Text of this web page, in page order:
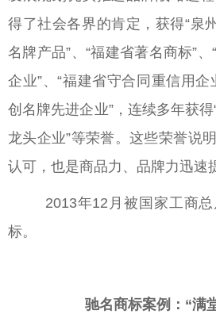
得了社会各界的肯定，获得“泉
名牌产品”、“福建省著名商标”
企业”、“福建省守合同重信用企
创名牌先进企业”，连续多年获
龙头企业”等荣誉。这些荣誉说
认可，也是商品力、品牌力迅速
2013年12月被国家工商总
标。
驰名商标案例：“满